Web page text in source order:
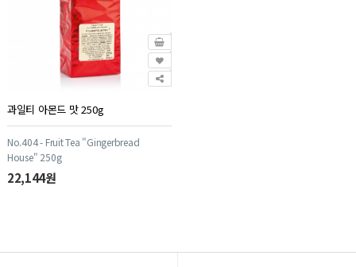
과일티 아몬드 맛 250g
No.404 - Fruit Tea "Gingerbread
House" 250g
22,144원